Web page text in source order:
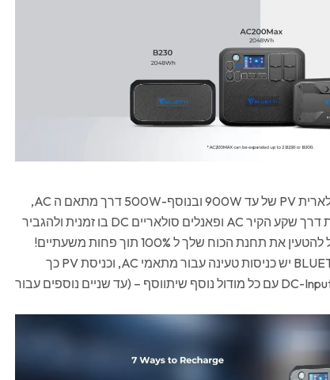
ה-AC200MAX מאפשר כניסה סולארית PV של עד 900W ובנוסף-500W דרך מתאם ה AC,
אתה יכול אפילו להטעין את המערכת דרך שקע הקיר AC ופאנלים סולאריים DC בו זמנית ולהגביר
יתרה מכך, לכל מודול סוללה של BLUETTI יש כניסות טעינה עבור מתאמי AC, וכניסת PV כך
שתקבל עוד 500W של יכולת קלט DC-Input עם כל מודול נוסף שיתווסף – (עד שניים נוספים עבור